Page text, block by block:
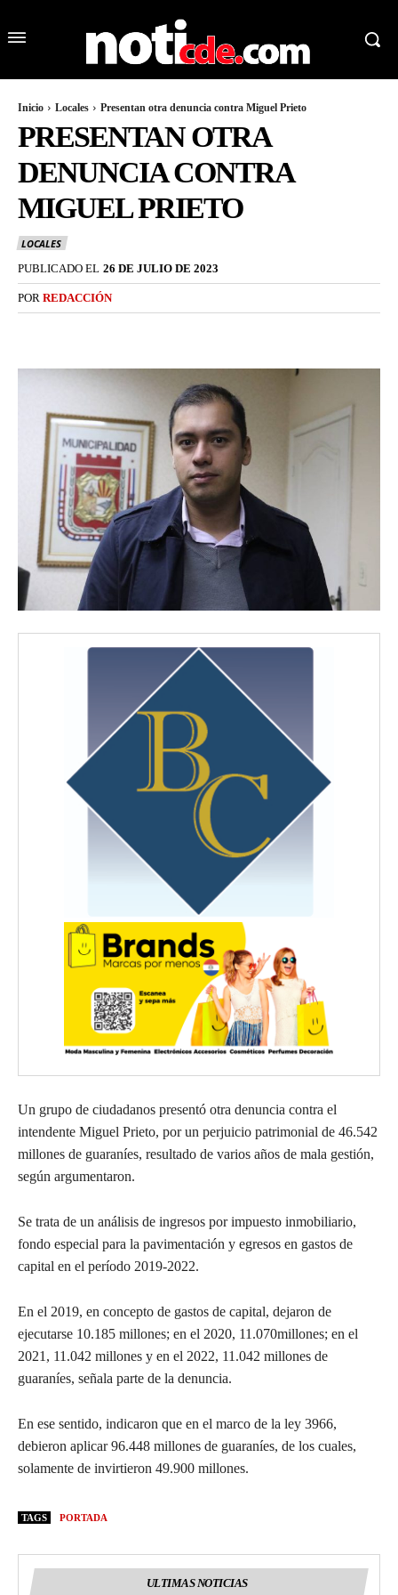
Inicio Locales Presentan otra denuncia contra Miguel Prieto
PRESENTAN OTRA
DENUNCIA CONTRA
MIGUEL PRIETO
LOCALES
PUBLICADO EL 26 DE JULIO DE 2023
POR REDACCIÓN
Un grupo de ciudadanos presentó otra denuncia contra el
intendente Miguel Prieto, por un perjuicio patrimonial de 46.542
millones de guaraníes, resultado de varios años de mala gestión,
según argumentaron.
Se trata de un análisis de ingresos por impuesto inmobiliario,
fondo especial para la pavimentación y egresos en gastos de
capital en el período 2019-2022.
En el 2019, en concepto de gastos de capital, dejaron de
ejecutarse 10.185 millones; en el 2020, 11.070millones; en el
2021, 11.042 millones y en el 2022, 11.042 millones de
guaraníes, señala parte de la denuncia.
En ese sentido, indicaron que en el marco de la ley 3966,
debieron aplicar 96.448 millones de guaraníes, de los cuales,
solamente de invirtieron 49.900 millones.
TAGS PORTADA
ULTIMAS NOTICIAS